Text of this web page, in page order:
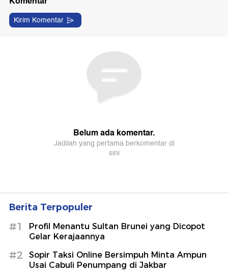
Berita Terpopuler
#1
Profil Menantu Sultan Brunei yang Dicopot
Gelar Kerajaannya
#2
Sopir Taksi Online Bersimpuh Minta Ampun
Usai Cabuli Penumpang di Jakbar